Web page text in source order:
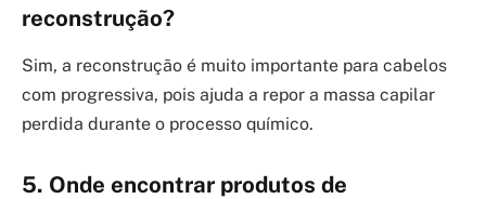
reconstrução?
Sim, a reconstrução é muito importante para cabelos
com progressiva, pois ajuda a repor a massa capilar
perdida durante o processo químico.
5. Onde encontrar produtos de